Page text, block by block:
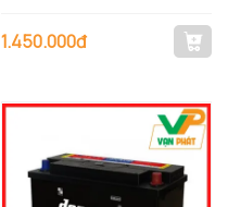
1.450.000đ